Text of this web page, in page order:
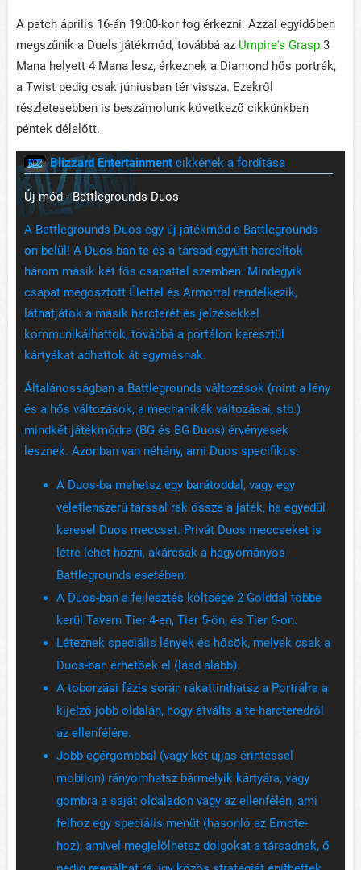
A patch április 16-án 19:00-kor fog érkezni. Azzal egyidőben
megszűnik a Duels játékmód, továbbá az Umpire's Grasp 3
Mana helyett 4 Mana lesz, érkeznek a Diamond hős portrék,
a Twist pedig csak júniusban tér vissza. Ezekről
részletesebben is beszámolunk következő cikkünkben
péntek délelőtt.
Blizzard Entertainment cikkének a fordítása
Új mód - Battlegrounds Duos
A Battlegrounds Duos egy új játékmód a Battlegrounds-
on belül! A Duos-ban te és a társad együtt harcoltok
három másik két fős csapattal szemben. Mindegyik
csapat megosztott Élettel és Armorral rendelkezik,
láthatjátok a másik harcterét és jelzésekkel
kommunikálhattok, továbbá a portálon keresztül
kártyákat adhattok át egymásnak.
Általánosságban a Battlegrounds változások (mint a lény
és a hős változások, a mechanikák változásai, stb.)
mindkét játékmódra (BG és BG Duos) érvényesek
lesznek. Azonban van néhány, ami Duos specifikus:
A Duos-ba mehetsz egy barátoddal, vagy egy
véletlenszerű társsal rak össze a játék, ha egyedül
keresel Duos meccset. Privát Duos meccseket is
létre lehet hozni, akárcsak a hagyományos
Battlegrounds esetében.
A Duos-ban a fejlesztés költsége 2 Golddal többe
kerül Tavern Tier 4-en, Tier 5-ön, és Tier 6-on.
Léteznek speciális lények és hősök, melyek csak a
Duos-ban érhetőek el (lásd alább).
A toborzási fázis során rákattinthatsz a Portrálra a
kijelző jobb oldalán, hogy átválts a te harcteredről
az ellenfélére.
Jobb egérgombbal (vagy két ujjas érintéssel
mobilon) rányomhatsz bármelyik kártyára, vagy
gombra a saját oldaladon vagy az ellenfélén, ami
felhoz egy speciális menüt (hasonló az Emote-
hoz), amivel megjelölhetsz dolgokat a társadnak, ő